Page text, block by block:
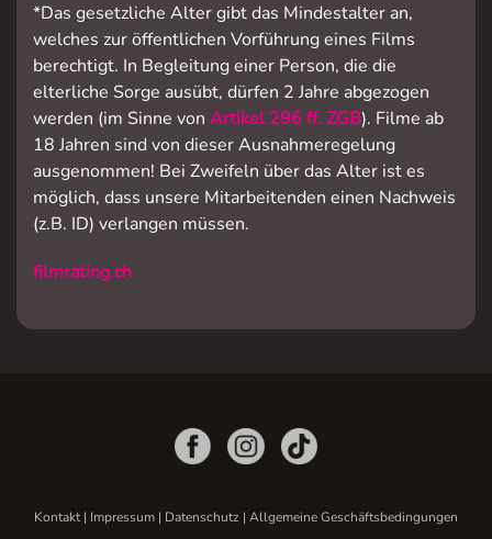
*Das gesetzliche Alter gibt das Mindestalter an,
welches zur öffentlichen Vorführung eines Films
berechtigt. In Begleitung einer Person, die die
elterliche Sorge ausübt, dürfen 2 Jahre abgezogen
werden (im Sinne von Artikel 296 ff. ZGB). Filme ab
18 Jahren sind von dieser Ausnahmeregelung
ausgenommen! Bei Zweifeln über das Alter ist es
möglich, dass unsere Mitarbeitenden einen Nachweis
(z.B. ID) verlangen müssen.
filmrating.ch
Kontakt| Impressum | Datenschutz | Allgemeine Geschäftsbedingungen